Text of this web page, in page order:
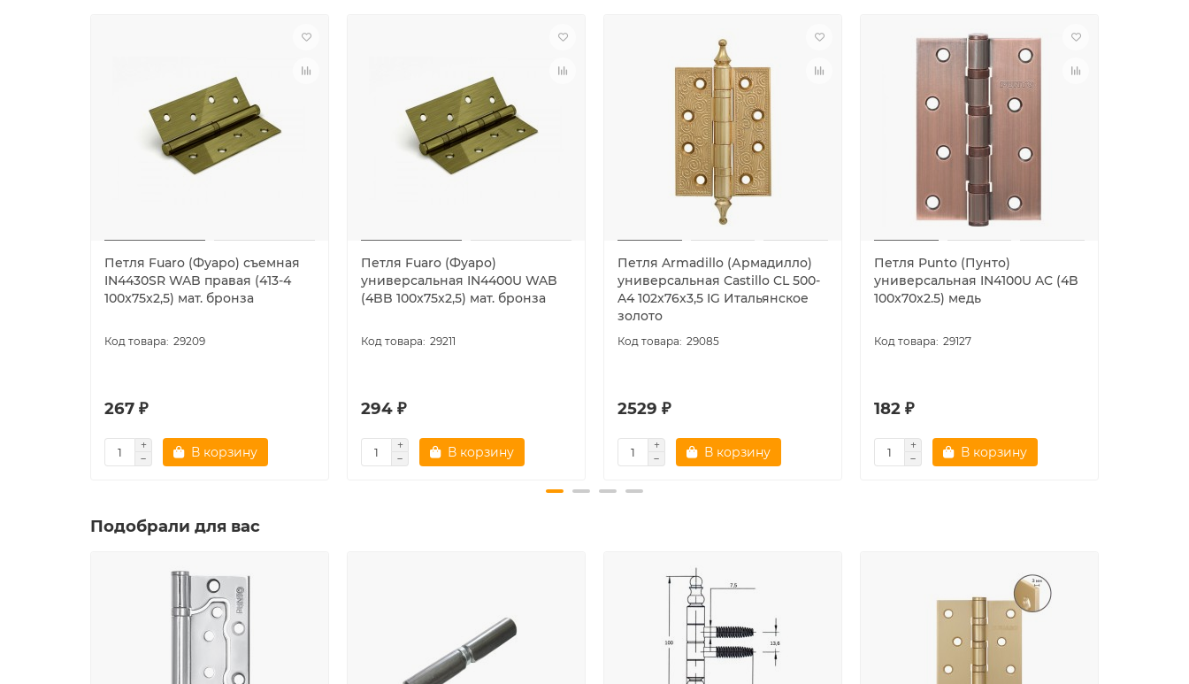
Петля Fuaro (Фуаро) съемная
IN4430SR WAB правая (413-4
100x75x2,5) мат. бронза
29209
267 ₽
В корзину
Петля Fuaro (Фуаро)
универсальная IN4400U WAB
(4BB 100x75x2,5) мат. бронза
29211
294 ₽
В корзину
Петля Armadillo (Армадилло)
универсальная Castillo CL 500-
A4 102x76x3,5 IG Итальянское
золото
29085
2529 ₽
В корзину
Петля Punto (Пунто)
универсальная IN4100U AC (4B
100х70х2.5) медь
29127
182 ₽
В корзину
Подобрали для вас